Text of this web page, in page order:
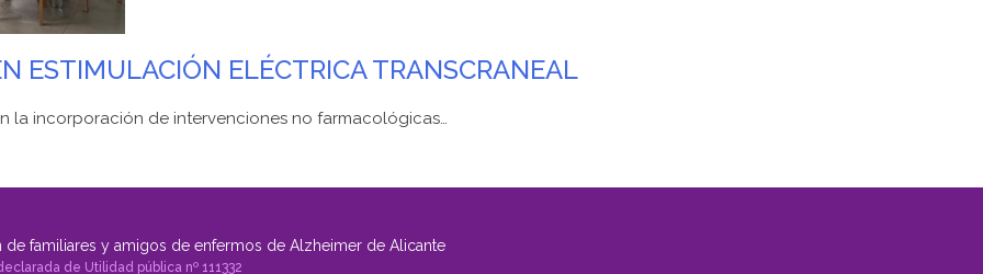
ESTIMULACIÓN ELÉCTRICA TRANSCRANEAL
la incorporación de intervenciones no farmacológicas…
de familiares y amigos de enfermos de Alzheimer de Alicante
de Utilidad pública nº 111332